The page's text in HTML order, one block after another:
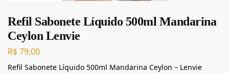
Refil Sabonete Líquido 500ml Mandarina
Ceylon Lenvie
R$79,00
Refil Sabonete Líquido 500ml Mandarina Ceylon – Lenvie